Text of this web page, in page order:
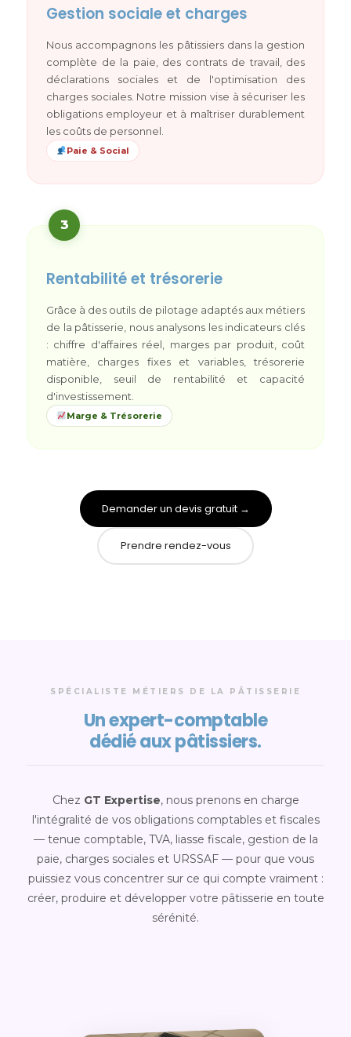
Gestion sociale et charges
Nous accompagnons les pâtissiers dans la gestion
complète de la paie, des contrats de travail, des
déclarations sociales et de l'optimisation des
charges sociales. Notre mission vise à sécuriser les
obligations employeur et à maîtriser durablement
les coûts de personnel.
Paie & Social
3
Rentabilité et trésorerie
Grâce à des outils de pilotage adaptés aux métiers
de la pâtisserie, nous analysons les indicateurs clés
: chiffre d'affaires réel, marges par produit, coût
matière, charges fixes et variables, trésorerie
disponible, seuil de rentabilité et capacité
d'investissement.
Marge & Trésorerie
Demander un devis gratuit →
Prendre rendez-vous
SPÉCIALISTE MÉTIERS DE LA PÂTISSERIE
Un expert-comptable
dédié aux pâtissiers.
Chez GT Expertise, nous prenons en charge
l'intégralité de vos obligations comptables et fiscales
— tenue comptable, TVA, liasse fiscale, gestion de la
paie, charges sociales et URSSAF — pour que vous
puissiez vous concentrer sur ce qui compte vraiment :
créer, produire et développer votre pâtisserie en toute
sérénité.